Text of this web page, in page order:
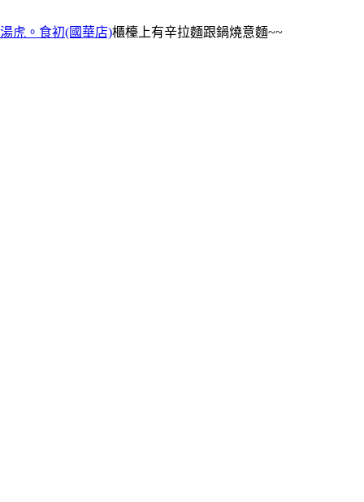
湯虎。食初(國華店)櫃檯上有辛拉麵跟鍋燒意麵~~